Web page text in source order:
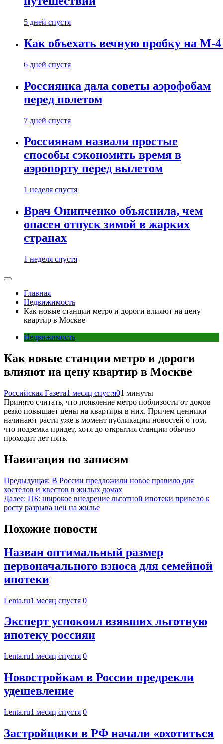
5 дней спустя
Как объехать вечную пробку на М-
6 дней спустя
Россиянка дала советы аэрофобам
перед полетом
7 дней спустя
Россиянам назвали простые
способы сэкономить время в
аэропорту перед вылетом
1 неделя спустя
Врач Онипченко объяснила, чем
опасен отпуск зимой в жарких
странах
1 неделя спустя
Главная
Недвижимость
Как новые станции метро и дороги влияют на цену
квартир в Москве
Недвижимость
Как новые станции метро и дороги
влияют на цену квартир в Москве
Российская Газета1 месяц спустя01 минуты
Принято считать, что появление метро поблизости от домов
резко повышает цены на квартиры в них. Причем ценники
начинают расти уже в момент публикации новостей о том,
что подземка придет, хотя до открытия станции обычно
проходит лет пять.
Навигация по записям
Предыдущая: В России предложили новое правило для
хостелов и квестов в жилых домах
Далее: ЦБ: широкое внедрение льготной ипотеки привело к
росту разрыва цен на жилье
Похожие новости
Назван оптимальный размер
первоначального взноса для семейной
ипотеки
Lenta.ru1 месяц спустя 0
Эксперт успокоил взявших льготную
ипотеку россиян
Lenta.ru1 месяц спустя 0
Новостройкам в России предрекли
удешевление
Lenta.ru1 месяц спустя 0
Застройщики в РФ начали «охотиться